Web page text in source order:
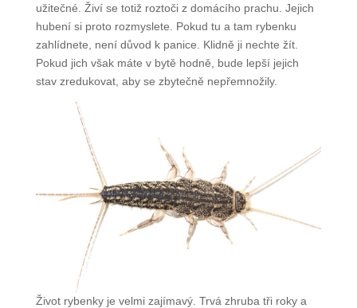
užitečné. Živí se totiž roztoči z domácího prachu. Jejich
hubení si proto rozmyslete. Pokud tu a tam rybenku
zahlídnete, není důvod k panice. Klidně ji nechte žít.
Pokud jich však máte v bytě hodně, bude lepší jejich
stav zredukovat, aby se zbytečně nepřemnožily.
Život rybenky je velmi zajímavý. Trvá zhruba tři roky a